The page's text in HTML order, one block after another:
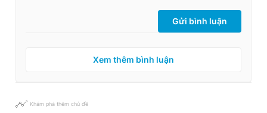
Gửi bình luận
Xem thêm bình luận
Khám phá thêm chủ đề